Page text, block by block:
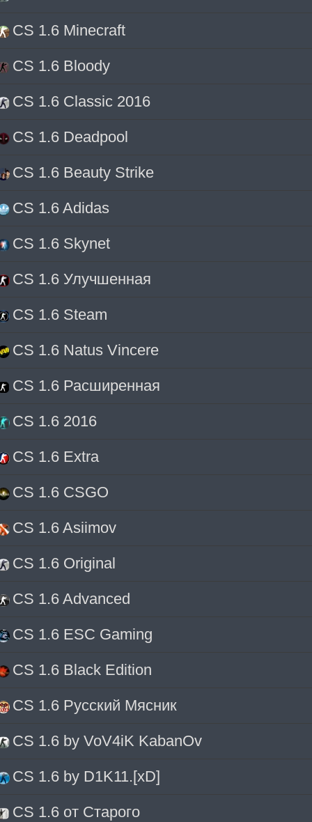
CS 1.6 Minecraft
CS 1.6 Bloody
CS 1.6 Classic 2016
CS 1.6 Deadpool
CS 1.6 Beauty Strike
CS 1.6 Adidas
CS 1.6 Skynet
CS 1.6 Улучшенная
CS 1.6 Steam
CS 1.6 Natus Vincere
CS 1.6 Расширенная
CS 1.6 2016
CS 1.6 Extra
CS 1.6 CSGO
CS 1.6 Asiimov
CS 1.6 Original
CS 1.6 Advanced
CS 1.6 ESC Gaming
CS 1.6 Black Edition
CS 1.6 Русский Мясник
CS 1.6 by VoV4iK KabanOv
CS 1.6 by D1K11.[xD]
CS 1.6 от Старого